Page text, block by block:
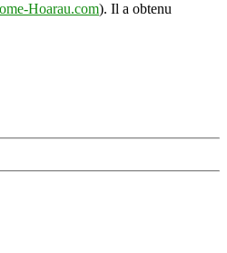
Hoarau.com). Il a obtenu